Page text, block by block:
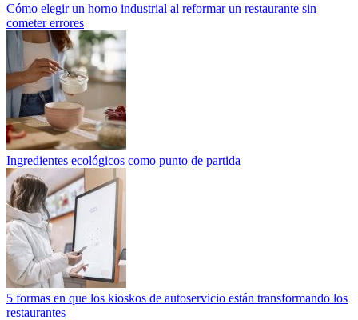
Cómo elegir un horno industrial al reformar un restaurante sin
cometer errores
Ingredientes ecológicos como punto de partida
5 formas en que los kioskos de autoservicio están transformando los
restaurantes